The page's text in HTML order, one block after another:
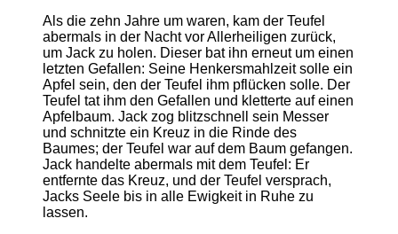
Als die zehn Jahre um waren, kam der Teufel
abermals in der Nacht vor Allerheiligen zurück,
um Jack zu holen. Dieser bat ihn erneut um einen
letzten Gefallen: Seine Henkersmahlzeit solle ein
Apfel sein, den der Teufel ihm pflücken solle. Der
Teufel tat ihm den Gefallen und kletterte auf einen
Apfelbaum. Jack zog blitzschnell sein Messer
und schnitzte ein Kreuz in die Rinde des
Baumes; der Teufel war auf dem Baum gefangen.
Jack handelte abermals mit dem Teufel: Er
entfernte das Kreuz, und der Teufel versprach,
Jacks Seele bis in alle Ewigkeit in Ruhe zu
lassen.